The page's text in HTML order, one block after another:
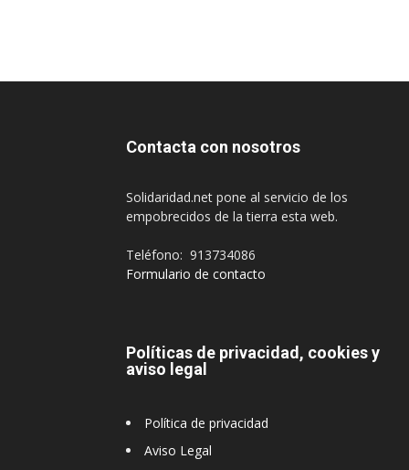
Contacta con nosotros
Solidaridad.net pone al servicio de los
empobrecidos de la tierra esta web.
Teléfono: 913734086
Formulario de contacto
Políticas de privacidad, cookies y
aviso legal
Política de privacidad
Aviso Legal